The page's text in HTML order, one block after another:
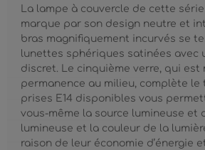
La lampe à couvercle de cette
marque par son design neutre et
bras magnifiquement incurvés se
lunettes sphériques satinées avec
discret. Le cinquième verre, qui est
permanence au milieu, complète le
prises E14 disponibles vous
vous-même la source lumineuse et
lumineuse et la couleur de la
raison de leur économie d’énergie